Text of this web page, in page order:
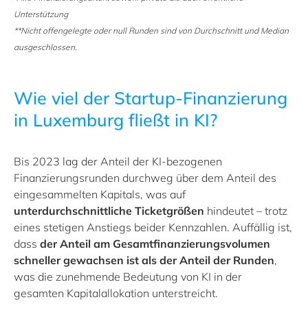
Unterstützung
**Nicht offengelegte oder null Runden sind von Durchschnitt und Median
ausgeschlossen.
Wie viel der Startup-Finanzierung
in Luxemburg fließt in KI?
Bis 2023 lag der Anteil der KI-bezogenen
Finanzierungsrunden durchweg über dem Anteil des
eingesammelten Kapitals, was auf
unterdurchschnittliche Ticketgrößen hindeutet – trotz
eines stetigen Anstiegs beider Kennzahlen. Auffällig ist,
dass der Anteil am Gesamtfinanzierungsvolumen
schneller gewachsen ist als der Anteil der Runden,
was die zunehmende Bedeutung von KI in der
gesamten Kapitalallokation unterstreicht.